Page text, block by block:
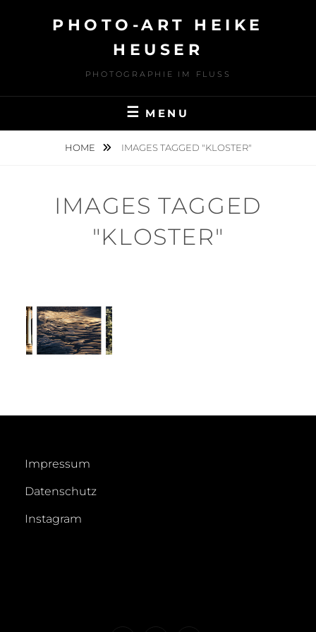
PHOTO-ART HEIKE
HEUSER
PHOTOGRAPHIE IM FLUSS
MENU
HOME IMAGES TAGGED "KLOSTER"
IMAGES TAGGED
"KLOSTER"
Impressum
Datenschutz
Instagram